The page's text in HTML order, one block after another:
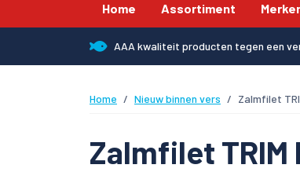
Home Assortiment
AAA kwaliteit producten tegen een
Home Nieuw binnen vers Zalmfilet
Zalmfilet TRIM